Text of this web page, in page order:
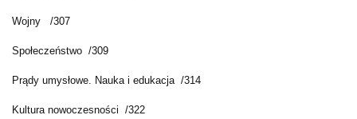
Wojny /307
Społeczeństwo /309
Prądy umysłowe. Nauka i edukacja /314
Kultura nowoczesności /322